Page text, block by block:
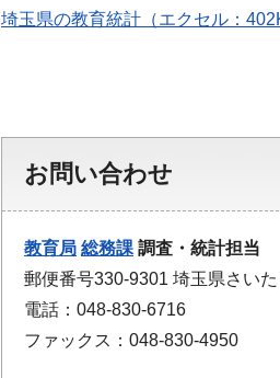
埼玉県の教育統計（エクセル：
お問い合わせ
教育局 総務課調査・統計担当
郵便番号330-9301 埼玉県さい
電話：048-830-6716
ファックス：048-830-4950